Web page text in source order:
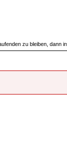
zu bleiben, dann